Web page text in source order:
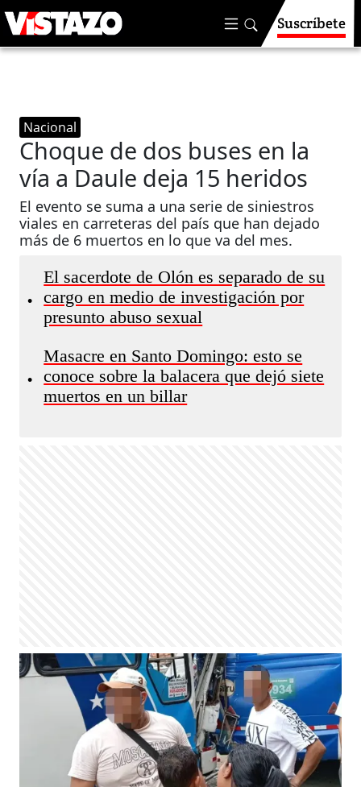
Suscríbete
Nacional
Choque de dos buses en la
vía a Daule deja 15 heridos
El evento se suma a una serie de siniestros
viales en carreteras del país que han dejado
más de 6 muertos en lo que va del mes.
•
El sacerdote de Olón es separado de su
cargo en medio de investigación por
presunto abuso sexual
•
Masacre en Santo Domingo: esto se
conoce sobre la balacera que dejó siete
muertos en un billar